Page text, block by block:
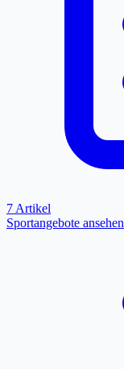
7 Artikel
Sportangebote ansehen